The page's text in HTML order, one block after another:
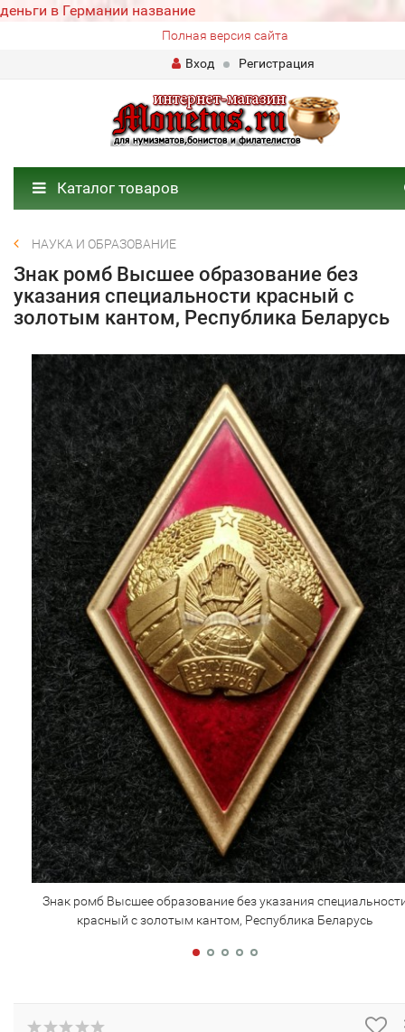
деньги в Германии название
Полная версия сайта
Вход
Регистрация
Каталог товаров
НАУКА И ОБРАЗОВАНИЕ
Знак ромб Высшее образование без
указания специальности красный с
золотым кантом, Республика Беларусь
Знак ромб Высшее образование без указания
красный с золотым кантом, Республика Беларусь